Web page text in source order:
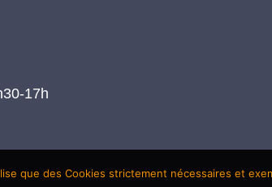
17h
que des Cookies strictement nécessaires et